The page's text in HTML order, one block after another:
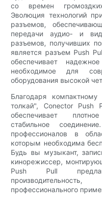
со времен
Эволюция технологий
разъемов,
передачи аудио- и
разъемов, получивших
является разъем Push
обеспечивает
необходимое для
оборудования высокой
Благодаря
толкай", Conector Push
обеспечивает
стабильное
профессионалов в
которым необходима
Будь вы музыкант,
кинорежиссер,
Push Pull
профессионального